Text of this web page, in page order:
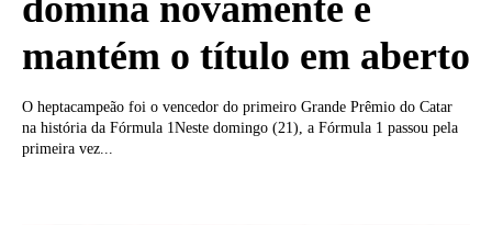
mantém o título em aberto
O heptacampeão foi o vencedor do primeiro Grande Prêmio do Catar
na história da Fórmula 1Neste domingo (21), a Fórmula 1 passou pela
primeira vez...